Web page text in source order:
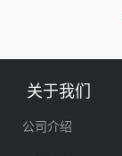
当者行动
，坚持“真
和投资
贸易摩
查看
关于我们
公司介绍